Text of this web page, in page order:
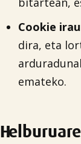
Cookie
dira, eta
emateko.